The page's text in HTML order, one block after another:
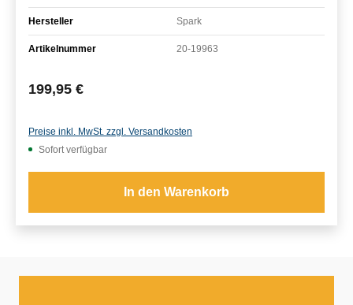
Hersteller Spark
Artikelnummer 20-19963
Regulärer Preis:
199,95 €
Preise inkl. MwSt. zzgl. Versandkosten
Sofort verfügbar
In den Warenkorb